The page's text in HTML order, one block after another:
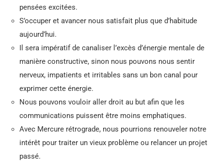
pensées excitées.
S’occuper et avancer nous satisfait plus que d’habitude
aujourd’hui.
Il sera impératif de canaliser l’excès d’énergie mentale de
manière constructive, sinon nous pouvons nous sentir
nerveux, impatients et irritables sans un bon canal pour
exprimer cette énergie.
Nous pouvons vouloir aller droit au but afin que les
communications puissent être moins emphatiques.
Avec Mercure rétrograde, nous pourrions renouveler notre
intérêt pour traiter un vieux problème ou relancer un projet
passé.